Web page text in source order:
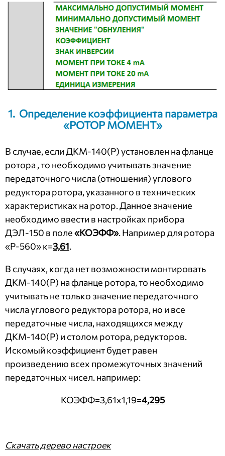
1. Определение коэффициента параметра
«РОТОР МОМЕНТ»
В случае, если ДКМ-140(Р) установлен на фланце
ротора , то необходимо учитывать значение
передаточного числа (отношения) углового
редуктора ротора, указанного в технических
характеристиках на ротор. Данное значение
необходимо ввести в настройках прибора
ДЭЛ-150 в поле«КОЭФФ». Например для ротора
«Р-560» к=3,61.
В случаях, когда нет возможности монтировать
ДКМ-140(Р) на фланце ротора, то необходимо
учитывать не только значение передаточного
числа углового редуктора ротора, но и все
передаточные числа, находящихся между
ДКМ-140(Р) и столом ротора, редукторов.
Искомый коэффициент будет равен
произведению всех промежуточных значений
передаточных чисел. например:
КОЭФФ=3,61х1,19=4,295
Скачать дерево настроек